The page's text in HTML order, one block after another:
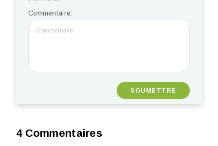
Commentaire:
4 Commentaires